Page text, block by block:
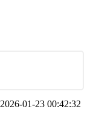
2026-01-23 00:42:32